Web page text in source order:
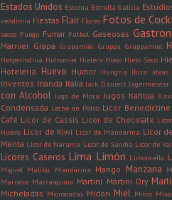
Estados Unidos Estonia Estrella Galicia
vendimia Fiestas Flair Flores Fotos de
secos Fuego Fumar Fútbol Gaseosas
Marnier Grapa Grapamiel Grappa Grappamiel
Hesperindina Hidromiel Hielera Hielo Hielo Seco
Hotelería Huevo Humor Hungría Ibiza Ideas
Inventos Irlanda Italia Jack Daniel's Jägermeister
con Alcohol Jugo de Mora Jugos Kahlua
Condensada Leche en Polvo Licor Benedictine
Café Licor de Cassis Licor de Chocolate
Huevo Licor de Kiwi Licor de Mandarina Licor
Menta Licor de Naranja Licor de Sandía Licor de
Licores Caseros Lima Limón Limoncello
Miguel Malibu Mandarina Mango Manzana
Mariscos Marrasquino Martini Martini Dry
Micheladas Microondas Midori Miel Mitos